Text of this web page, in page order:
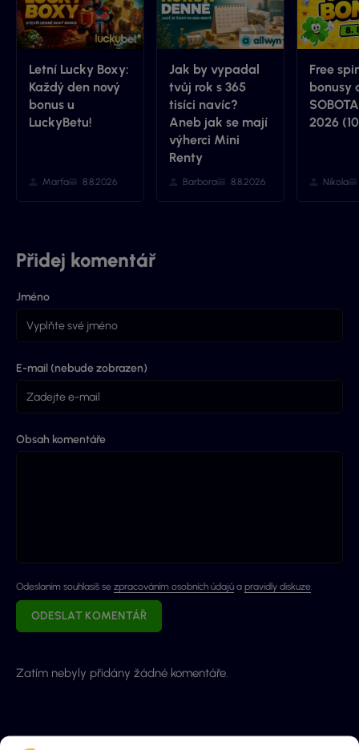
Letní Lucky Boxy:
Každý den nový
bonus u
LuckyBetu!
Marťa 8.8.2026
Jak by vypadal
tvůj rok s 365
tisíci navíc?
Aneb jak se mají
výherci Mini
Renty
Barbora 8.8.2026
Free
bonusy
2026
Nikola
Přidej komentář
Jméno
E-mail (nebude zobrazen)
Obsah komentáře
Odeslaním souhlasíš se zpracováním osobních údajů a pravidly diskuze.
ODESLAT KOMENTÁŘ
Zatím nebyly přidány žádné komentáře.